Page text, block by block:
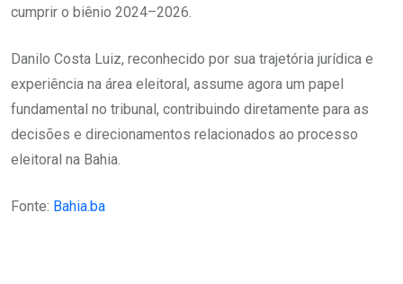
cumprir o biênio 2024–2026.
Danilo Costa Luiz, reconhecido por sua trajetória jurídica e
experiência na área eleitoral, assume agora um papel
fundamental no tribunal, contribuindo diretamente para as
decisões e direcionamentos relacionados ao processo
eleitoral na Bahia.
Fonte: Bahia.ba